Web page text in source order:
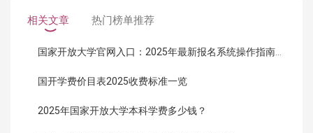
相关文章 热门榜单推荐
国开学费价目表2025收费标准一览
2025年国家开放大学本科学费多少钱？